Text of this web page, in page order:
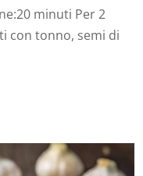
minuti Per 2
con tonno, semi di